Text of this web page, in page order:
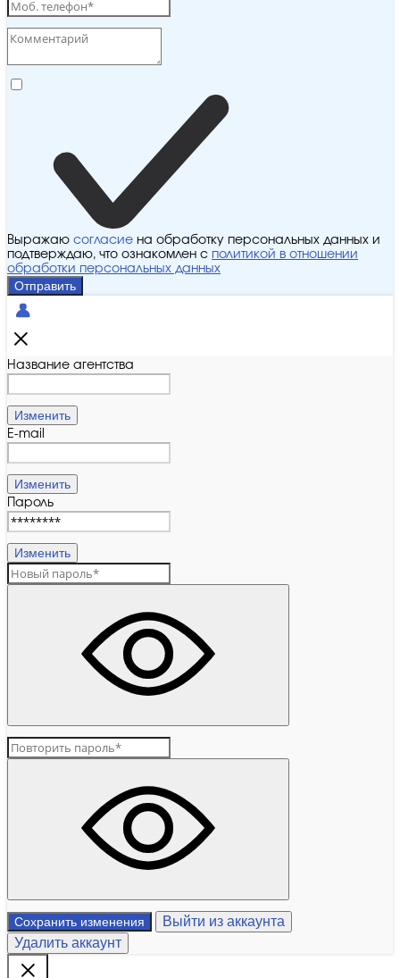
Выражаю согласие на обработку персональных данных и
подтверждаю, что ознакомлен с политикой в отношении
обработки персональных данных
Отправить
Название агентства
Изменить
E-mail
Изменить
Пароль
Изменить
Сохранить изменения
Выйти из аккаунта
Удалить аккаунт